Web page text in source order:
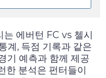
에버턴 FC vs 첼시
계, 득점 기록과 같은
기 예측과 함께 제공
한 분석은 펀터들이